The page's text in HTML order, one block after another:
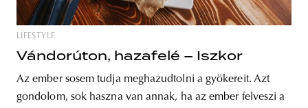
budapest poland branding
LIFESTYLE
Vándorúton, hazafelé – Iszkor
Az ember sosem tudja meghazudtolni a gyökereit. Azt
gondolom, sok haszna van annak, ha az ember felveszi a